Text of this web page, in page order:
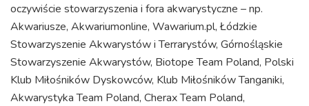
oczywiście stowarzyszenia i fora akwarystyczne – np.
Akwariusze, Akwariumonline, Wawarium.pl, Łódzkie
Stowarzyszenie Akwarystów i Terrarystów, Górnośląskie
Stowarzyszenie Akwarystów, Biotope Team Poland, Polski
Klub Miłośników Dyskowców, Klub Miłośników Tanganiki,
Akwarystyka Team Poland, Cherax Team Poland,